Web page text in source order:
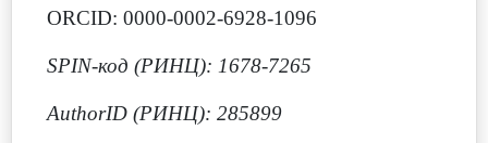
ORCID: 0000-0002-6928-1096
SPIN-код (РИНЦ): 1678-7265
AuthorID (РИНЦ): 285899